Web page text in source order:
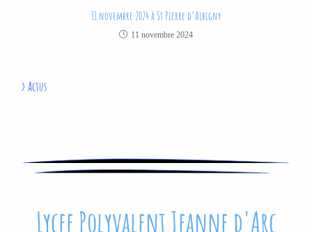
11 novembre 2024 à St Pierre d’Albigny
11 novembre 2024
>Actus
Lycee Polyvalent Jeanne d'Arc